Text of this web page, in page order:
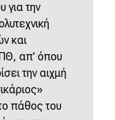
για την
και
απ' όπου
την αιχμή
πάθος του